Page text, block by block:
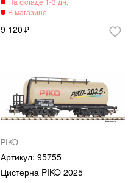
9 120
PIKO
95755
Цистерна PIKO 2025